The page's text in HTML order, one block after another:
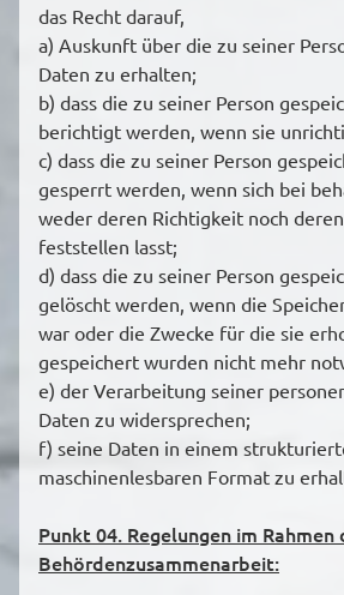
das Recht darauf,
a) Auskunft über die zu seiner
Daten zu erhalten;
b) dass die zu seiner Person
berichtigt werden, wenn sie
c) dass die zu seiner Person
gesperrt werden, wenn sich bei
weder deren Richtigkeit noch
feststellen lasst;
d) dass die zu seiner Person
gelöscht werden, wenn die
war oder die Zwecke für die sie
gespeichert wurden nicht mehr
e) der Verarbeitung seiner
Daten zu widersprechen;
f) seine Daten in einem
maschinenlesbaren Format zu
Punkt 04. Regelungen im
Behördenzusammenarbeit: